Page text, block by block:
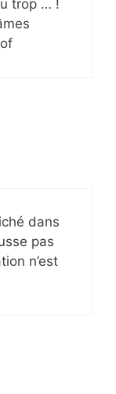
trop … !
dans
pas
n’est